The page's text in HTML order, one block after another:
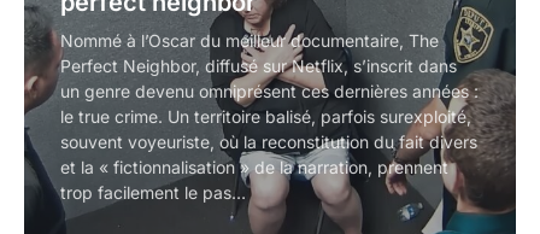
Nommé à l’Oscar du meilleur documentaire, The
Perfect Neighbor, diffusé sur Netflix, s’inscrit dans
un genre devenu omniprésent ces dernières années :
le true crime. Un territoire balisé, parfois surexploité,
souvent voyeuriste, où la reconstitution du fait divers
et la « fictionnalisation » de la narration, prennent
trop facilement le pas…